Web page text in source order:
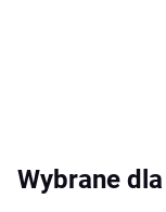
Wybrane